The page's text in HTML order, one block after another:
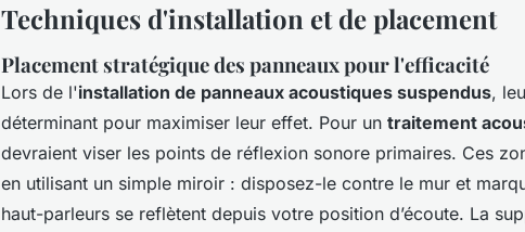
Techniques d'installation et de placement
Placement stratégique des panneaux pour l'efficacité
Lors de l'installation de panneaux acoustiques suspendus,
déterminant pour maximiser leur effet. Pour un traitement
devraient viser les points de réflexion sonore primaires. Ces
en utilisant un simple miroir : disposez-le contre le mur et
haut-parleurs se reflètent depuis votre position d’écoute. La